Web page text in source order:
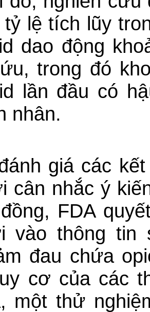
lệ tích lũy
dao động
trong đó
lần đầu có
nhân.
giá các
cân nhắc ý
FDA
vào thông tin
đau chứa
cơ của các
một thử